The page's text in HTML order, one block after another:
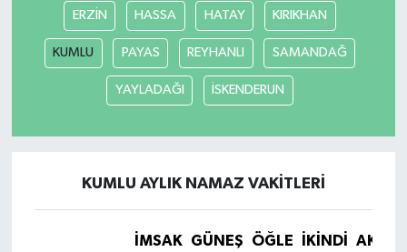
ERZİN HASSA HATAY KIRIKHAN
KUMLU PAYAS REYHANLI SAMANDAĞ
YAYLADAĞI İSKENDERUN
KUMLU AYLIK NAMAZ VAKITLERI
İMSAK GÜNEŞ ÖĞLE İKINDI